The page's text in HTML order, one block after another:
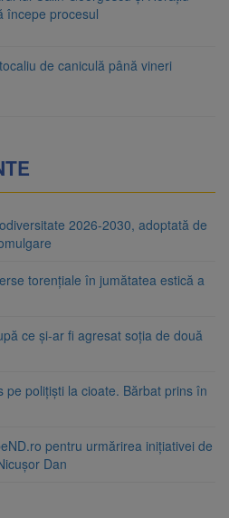
începe procesul
de caniculă până vineri
2026-2030, adoptată de
torențiale în jumătatea estică a
ce și-ar fi agresat soția de două
pe polițiști la cioate. Bărbat prins în
pentru urmărirea inițiativei de
Dan